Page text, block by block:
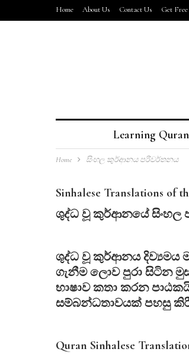
Home About Us Contact Us Get
Learning Quran
Home සිංහල කුර්ආනය පරිවර්තනය
Sinhalese Translations of
ශුද්ධ වූකුර්ආනයේසිංහල
ශුද්ධ වූ කුර්ආනය
ගැනීම ලොව පුරා සිටින
භාෂාව කතා කරන
සම්බන්ධතාවයක් පහසු
Quran Sinhalese